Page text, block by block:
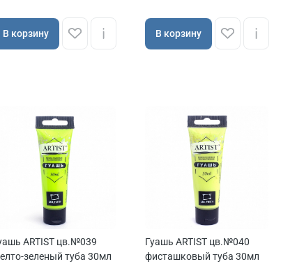
В корзину В корзину
ARTIST цв.№039
зеленый туба 30мл
Гуашь ARTIST цв.№040
фисташковый туба 30мл